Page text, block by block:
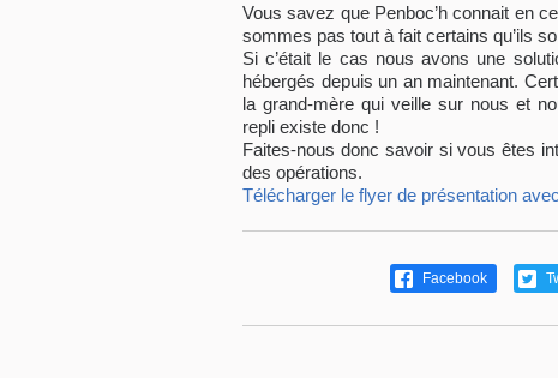
Vous savez que Penboc’h connait en
sommes pas tout à fait certains qu’ils
Si c’était le cas nous avons une
hébergés depuis un an maintenant.
la grand-mère qui veille sur nous et
repli existe donc !
Faites-nous donc savoir si vous êtes
des opérations.
Télécharger le flyer de présentation
Facebook